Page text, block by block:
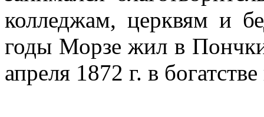
колледжам, церквям и
годы Морзе жил в
апреля 1872 г. в